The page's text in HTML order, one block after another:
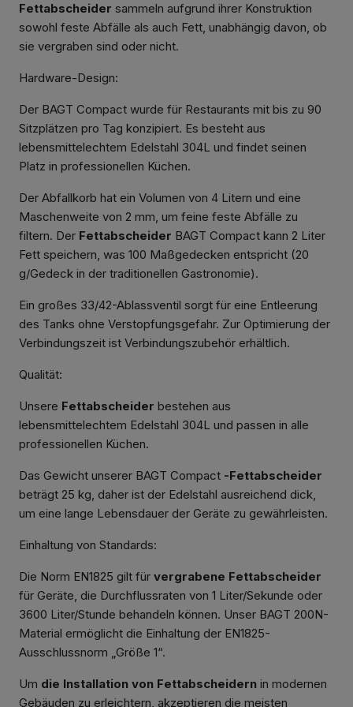
Fettabscheider sammeln aufgrund ihrer Konstruktion
sowohl feste Abfälle als auch Fett, unabhängig davon, ob
sie vergraben sind oder nicht.
Hardware-Design:
Der BAGT Compact wurde für Restaurants mit bis zu 90
Sitzplätzen pro Tag konzipiert. Es besteht aus
lebensmittelechtem Edelstahl 304L und findet seinen
Platz in professionellen Küchen.
Der Abfallkorb hat ein Volumen von 4 Litern und eine
Maschenweite von 2 mm, um feine feste Abfälle zu
filtern. Der Fettabscheider BAGT Compact kann 2 Liter
Fett speichern, was 100 Maßgedecken entspricht (20
g/Gedeck in der traditionellen Gastronomie).
Ein großes 33/42-Ablassventil sorgt für eine Entleerung
des Tanks ohne Verstopfungsgefahr. Zur Optimierung der
Verbindungszeit ist Verbindungszubehör erhältlich.
Qualität:
Unsere Fettabscheider bestehen aus
lebensmittelechtem Edelstahl 304L und passen in alle
professionellen Küchen.
Das Gewicht unserer BAGT Compact -Fettabscheider
beträgt 25 kg, daher ist der Edelstahl ausreichend dick,
um eine lange Lebensdauer der Geräte zu gewährleisten.
Einhaltung von Standards:
Die Norm EN1825 gilt für vergrabene Fettabscheider
für Geräte, die Durchflussraten von 1 Liter/Sekunde oder
3600 Liter/Stunde behandeln können. Unser BAGT 200N-
Material ermöglicht die Einhaltung der EN1825-
Ausschlussnorm „Größe 1“.
Um die Installation von Fettabscheidern in modernen
Gebäuden zu erleichtern, akzeptieren die meisten